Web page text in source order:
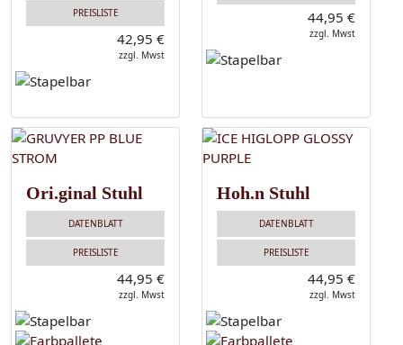
PREISLISTE
42,95 €
zzgl. Mwst
44,95 €
zzgl. Mwst
Ori.ginal Stuhl
DATENBLATT
PREISLISTE
44,95 €
zzgl. Mwst
Hoh.n Stuhl
DATENBLATT
PREISLISTE
44,95 €
zzgl. Mwst